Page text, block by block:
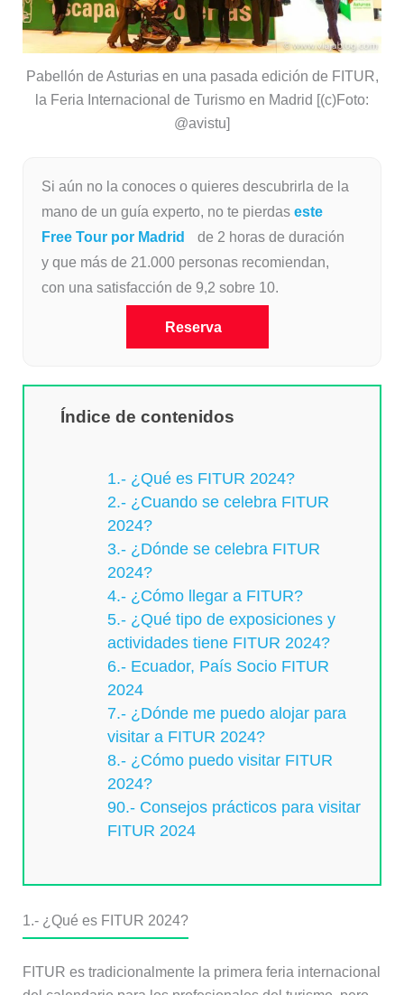
Pabellón de Asturias en una pasada edición de FITUR,
la Feria Internacional de Turismo en Madrid [(c)Foto:
@avistu]
Si aún no la conoces o quieres descubrirla de la
mano de un guía experto, no te pierdas este
Free Tour por Madrid
de 2 horas de duración
y que más de 21.000 personas recomiendan,
con una satisfacción de 9,2 sobre 10.
Reserva
Índice de contenidos
1.- ¿Qué es FITUR 2024?
2.- ¿Cuando se celebra FITUR
2024?
3.- ¿Dónde se celebra FITUR
2024?
4.- ¿Cómo llegar a FITUR?
5.- ¿Qué tipo de exposiciones y
actividades tiene FITUR 2024?
6.- Ecuador, País Socio FITUR
2024
7.- ¿Dónde me puedo alojar para
visitar a FITUR 2024?
8.- ¿Cómo puedo visitar FITUR
2024?
90.- Consejos prácticos para visitar
FITUR 2024
1.- ¿Qué es FITUR 2024?
FITUR es tradicionalmente la primera feria internacional